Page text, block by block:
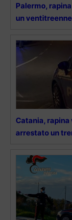
Palermo,
un ventitreenne
Catania,
arrestato un